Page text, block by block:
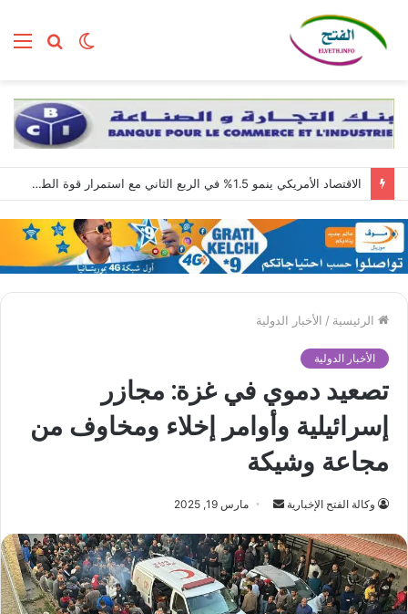
بحث الوضع
الاقتصاد الأمريكي ينمو 1.5% في الربع الثاني مع استمرار قوة الطلب المحلي
الرئيسية / الأخبار الدولية
الأخبار الدولية
تصعيد دموي في غزة: مجازر
إسرائيلية وأوامر إخلاء ومخاوف من
مجاعة وشيكة
وكالة الفتح الإخبارية
أرسل
إلكترونيا
مارس 19, 2025